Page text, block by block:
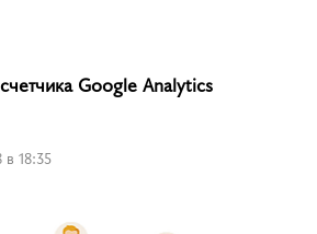
Google Analytics
в 18:35